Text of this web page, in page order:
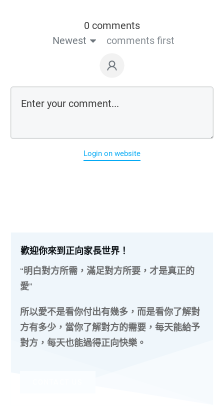
0 comments
Newest
comments first
Login on website
歡迎你來到正向家長世界！
“明白對方所需，滿足對方所要，才是真正的
愛”
所以愛不是看你付出有幾多，而是看你了解對
方有多少，當你了解對方的需要，每天能給予
對方，每天也能過得正向快樂。